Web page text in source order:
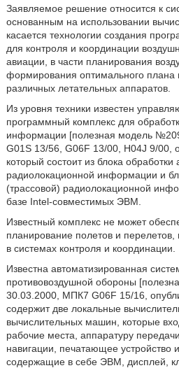
Заявляемое решение относится к
основанным на использовании
касается технологии создания
для контроля и координации
авиации, в части планирования
формирования оптимального плана
различных летательных аппаратов.
Из уровня техники известен
программный комплекс для
информации [полезная модель
G01S 13/56, G06F 13/00, H04J 9/00,
который состоит из блока
радиолокационной информации и
(трассовой) радиолокационной
базе Intel-совместимых ЭВМ.
Известный комплекс не может
планирование полетов и перелетов,
в системах контроля и координации.
Известна автоматизированная
противовоздушной обороны
30.03.2000, МПК7 G06F 15/16,
содержит две локальные
вычислительных машин, которые
рабочие места, аппаратуру
навигации, печатающее устройство
содержащие в себе ЭВМ, дисплей,